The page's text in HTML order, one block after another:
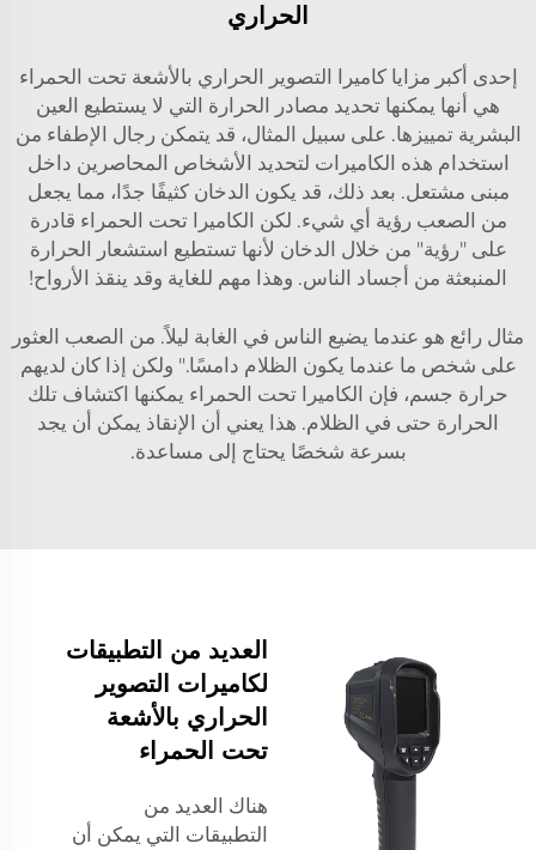
الحراري
إحدى أكبر مزايا كاميرا التصوير الحراري بالأشعة تحت الحمراء
هي أنها يمكنها تحديد مصادر الحرارة التي لا يستطيع العين
البشرية تمييزها. على سبيل المثال، قد يتمكن رجال الإطفاء من
استخدام هذه الكاميرات لتحديد الأشخاص المحاصرين داخل
مبنى مشتعل. بعد ذلك، قد يكون الدخان كثيفًا جدًا، مما يجعل
من الصعب رؤية أي شيء. لكن الكاميرا تحت الحمراء قادرة
على "رؤية" من خلال الدخان لأنها تستطيع استشعار الحرارة
المنبعثة من أجساد الناس. وهذا مهم للغاية وقد ينقذ الأرواح!
مثال رائع هو عندما يضيع الناس في الغابة ليلاً. من الصعب العثور
على شخص ما عندما يكون الظلام دامسًا." ولكن إذا كان لديهم
حرارة جسم، فإن الكاميرا تحت الحمراء يمكنها اكتشاف تلك
الحرارة حتى في الظلام. هذا يعني أن الإنقاذ يمكن أن يجد
بسرعة شخصًا يحتاج إلى مساعدة.
العديد من التطبيقات
لكاميرات التصوير
الحراري بالأشعة
تحت الحمراء
هناك العديد من
التطبيقات التي يمكن أن